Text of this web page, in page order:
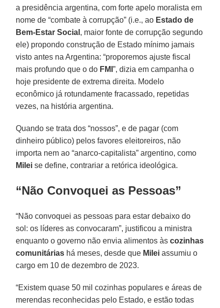
a presidência argentina, com forte apelo moralista em
nome de “combate à corrupção” (i.e., ao Estado de
Bem-Estar Social , maior fonte de corrupção segundo
ele) propondo construção de Estado mínimo jamais
visto antes na Argentina: “proporemos ajuste fiscal
mais profundo que o do FMI”, dizia em campanha o
hoje presidente de extrema direita. Modelo
econômico já rotundamente fracassado, repetidas
vezes, na história argentina.
Quando se trata dos “nossos”, e de pagar (com
dinheiro público) pelos favores eleitoreiros, não
importa nem ao “anarco-capitalista” argentino, como
Milei se define, contrariar a retórica ideológica.
“Não Convoquei as Pessoas”
“Não convoquei as pessoas para estar debaixo do
sol: os líderes as convocaram”, justificou a ministra
enquanto o governo não envia alimentos àscozinhas
comunitárias há meses, desde que Milei assumiu o
cargo em 10 de dezembro de 2023.
“Existem quase 50 mil cozinhas populares e áreas de
merendas reconhecidas pelo Estado, e estão todas